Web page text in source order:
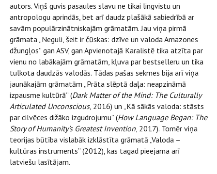
autors. Viņš guvis pasaules slavu ne tikai lingvistu un
antropologu aprindās, bet arī daudz plašākā sabiedrībā ar
savām populārzinātniskajām grāmatām. Jau viņa pirmā
grāmata „Neguli, šeit ir čūskas: dzīve un valoda Amazones
džungļos” gan ASV, gan Apvienotajā Karalistē tika atzīta par
vienu no labākajām grāmatām, kļuva par bestselleru un tika
tulkota daudzās valodās. Tādas pašas sekmes bija arī viņa
jaunākajām grāmatām „Prāta slēptā daļa: neapzināmā
izpausme kultūrā” (Dark Matter of the Mind: The Culturally
Articulated Unconscious, 2016) un „Kā sākās valoda: stāsts
par cilvēces dižāko izgudrojumu” (How Language Began: The
Story of Humanity’s Greatest Invention , 2017). Tomēr viņa
teorijas būtība vislabāk izklāstīta grāmatā „Valoda –
kultūras instruments” (2012), kas tagad pieejama arī
latviešu lasītājam.